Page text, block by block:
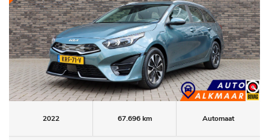
2022 67.696 km Automaat